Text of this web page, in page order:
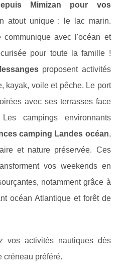
Mimizan pour vos
atout unique : le lac marin.
avec l'océan et
pour toute la famille !
proposent activités
kayak, voile et pêche. Le port
avec ses terrasses face
campings environnants
camping Landes océan,
et nature préservée. Ces
vos weekends en
notamment grâce à
océan Atlantique et forêt de
vos activités nautiques dès
créneau préféré.